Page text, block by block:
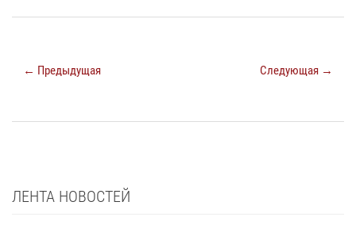
← Предыдущая Следующая →
ЛЕНТА НОВОСТЕЙ